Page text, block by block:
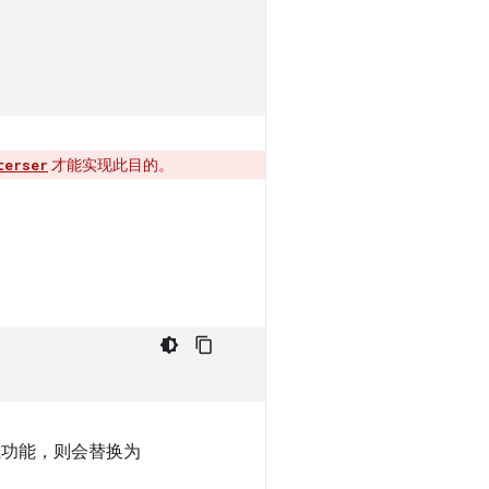
才能实现此目的。
能，则会替换为